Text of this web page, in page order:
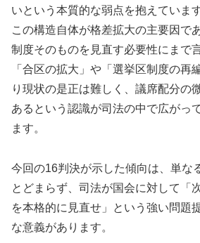
いという本質的な弱点を抱えていま
この構造自体が格差拡大の主要因で
制度そのものを見直す必要性にまで
「合区の拡大」や「選挙区制度の再
り現状の是正は難しく、議席配分の
あるという認識が司法の中で広がっ
ます。
今回の16判決が示した傾向は、単な
とどまらず、司法が国会に対して「
を本格的に見直せ」という強い問題
な意義があります。